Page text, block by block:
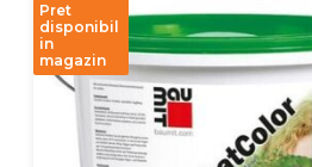
Pret
disponibil
in
magazin